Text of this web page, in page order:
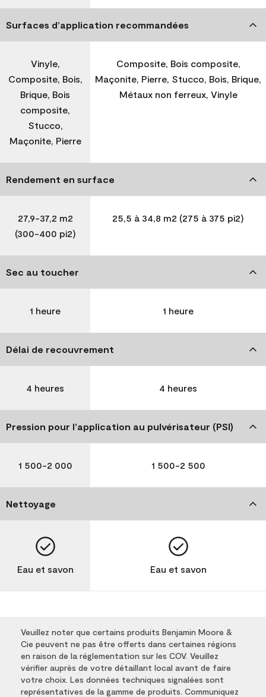
Surfaces d’application recommandées
Vinyle,
Composite, Bois,
Brique, Bois
composite,
Stucco,
Maçonite, Pierre
Composite, Bois composite,
Maçonite, Pierre, Stucco, Bois, Brique,
Métaux non ferreux, Vinyle
Rendement en surface
27,9-37,2 m2
(300-400 pi2)
25,5 à 34,8 m2 (275 à 375 pi2)
Sec au toucher
1 heure 1 heure
Délai de recouvrement
4 heures 4 heures
Pression pour l’application au pulvérisateur (PSI)
1 500-2 000 1 500-2 500
Nettoyage
Eau et savon Eau et savon
Veuillez noter que certains produits Benjamin Moore &
Cie peuvent ne pas être offerts dans certaines régions
en raison de la réglementation sur les COV. Veuillez
vérifier auprès de votre détaillant local avant de faire
votre choix. Les données techniques signalées sont
représentatives de la gamme de produits. Communiquez